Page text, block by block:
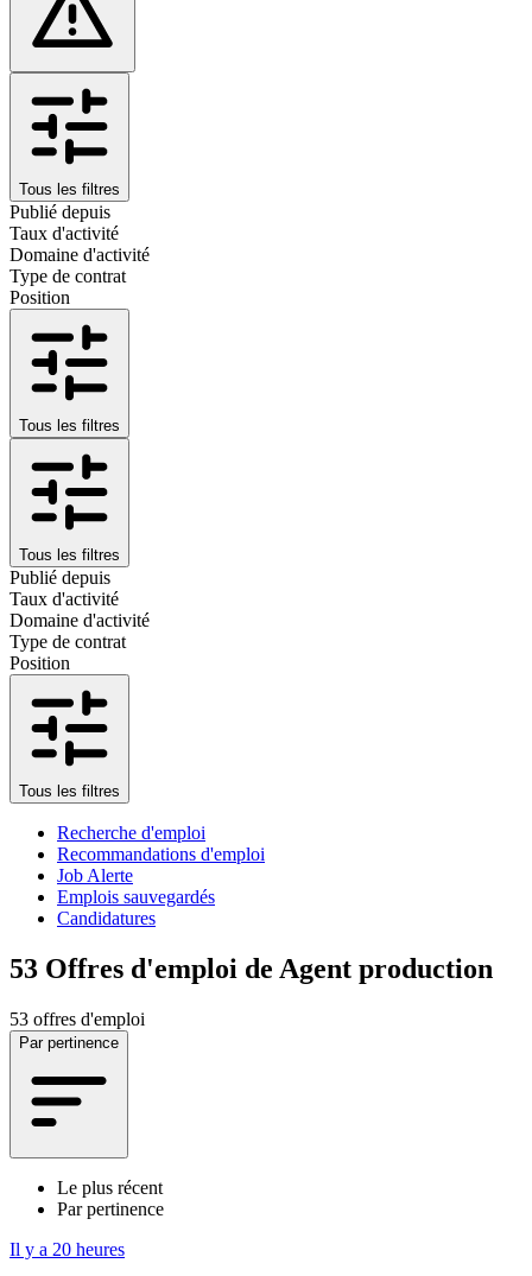
Tous les filtres
Publié depuis
Taux d'activité
Domaine d'activité
Type de contrat
Position
Tous les filtres
Tous les filtres
Publié depuis
Taux d'activité
Domaine d'activité
Type de contrat
Position
Tous les filtres
Recherche d'emploi
Recommandations d'emploi
Job Alerte
Emplois sauvegardés
Candidatures
53 Offres d'emploi de Agent production
53 offres d'emploi
Par pertinence
Le plus récent
Par pertinence
Il y a 20 heures